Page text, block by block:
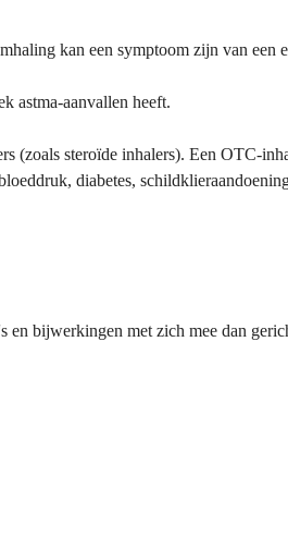
kan een symptoom zijn van
astma-aanvallen heeft.
(zoals steroïde inhalers). Een OTC-
diabetes,
bijwerkingen met zich mee dan